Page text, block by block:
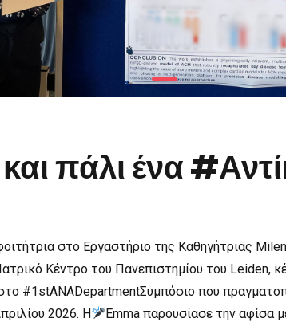
πάλι ένα
στο Εργαστήριο της Καθηγήτριας
Κέντρο του Πανεπιστημίου του Leiden,
#1stANADepartmentΣυμπόσιο που
2026. Η
Emma παρουσίασε την αφίσα